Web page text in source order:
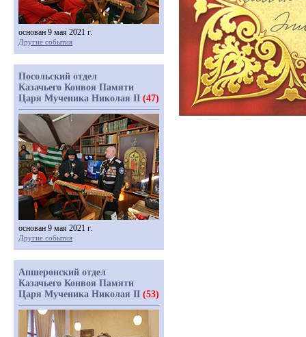
основан 9 мая 2021 г.
Другие события
Посольский отдел
Казачьего Конвоя Памяти
Царя Мученика Николая II (47)
основан 9 мая 2021 г.
Другие события
Апшеронский отдел
Казачьего Конвоя Памяти
Царя Мученика Николая II (53)